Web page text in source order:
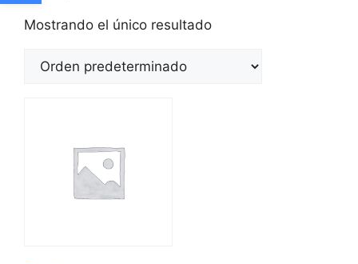
Mostrando el único resultado